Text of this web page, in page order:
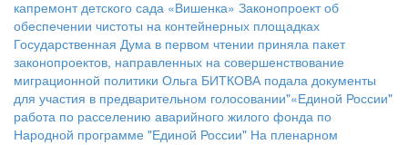
капремонт детского сада «Вишенка» Законопроект об
обеспечении чистоты на контейнерных площадках
Государственная Дума в первом чтении приняла пакет
законопроектов, направленных на совершенствование
миграционной политики Ольга БИТКОВА подала документы
для участия в предварительном голосовании"«Единой России"
работа по расселению аварийного жилого фонда по
Народной программе "Единой России" На пленарном